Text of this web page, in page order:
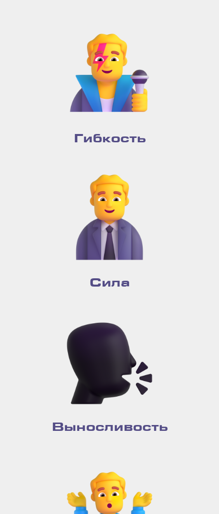
Гибкость
Сила
Выносливость